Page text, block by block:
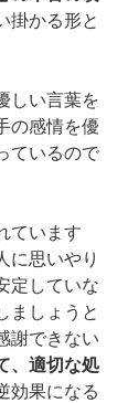
掛かる形と
しい言葉を
の感情を優
ているので
ています
に思いやり
定していな
ましょうと
謝できない
、適切な処
効果になる